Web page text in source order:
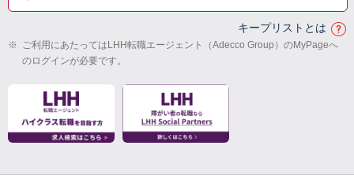
キープリストとは
※ ご利用にあたってはLHH転職エージェント（Adecco Group）のMyPageへ
のログインが必要です。